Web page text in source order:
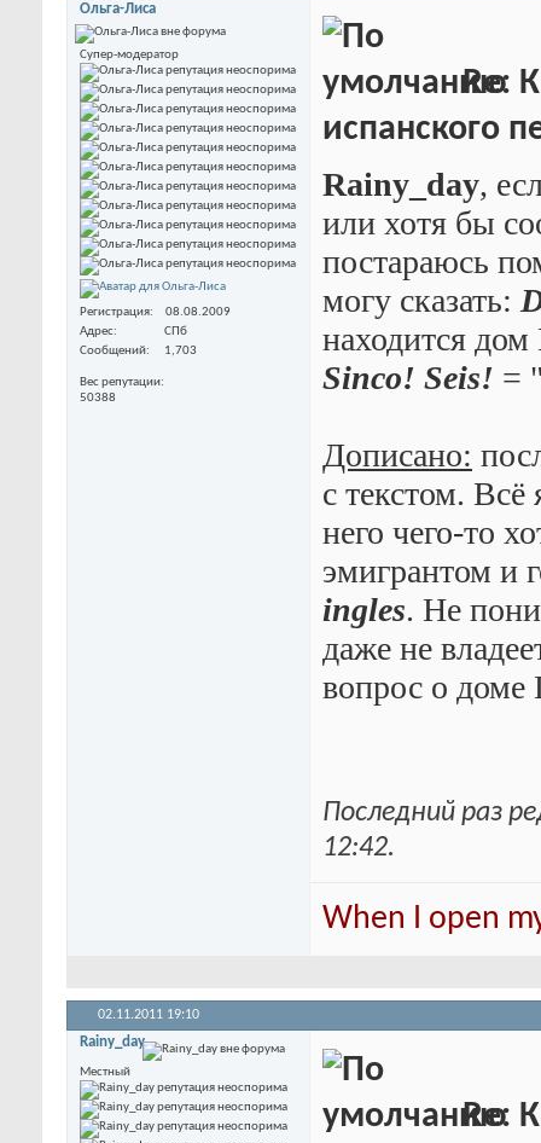
Ольга-Лиса
Супер-модератор
Регистрация
08.08.2009
Адрес
СПб
Сообщений
1,703
Вес репутации
50388
Re:
испанского
Rainy_day,
или хотя бы
постараюсь
могу сказать:
находится
Sinco! Seis! =
Дописано:
с текстом. Всё
него чего-то
эмигрантом и
ingles. Не
даже не
вопрос о доме
Последний раз
12:42.
When I open
02.11.2011 19:10
Rainy_day
Местный
Re: